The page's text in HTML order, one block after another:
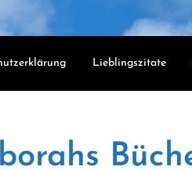
Lieblingszitate